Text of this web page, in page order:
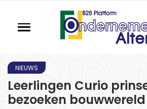
NIEUWS
Leerlingen Curio
bezoeken bouwwereld